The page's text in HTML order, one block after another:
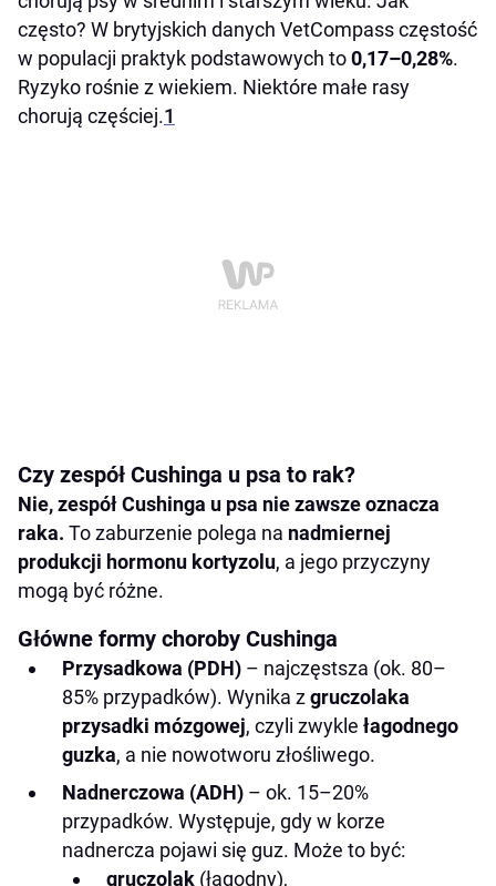
Rasy predysponowane
Czy chorobą cushinga u psa jest wyleczalna?
Rokowanie w chorobie Cushinga – czego
często? W brytyjskich danych VetCompass częstość
w populacji praktyk podstawowych to0,17–0,28%.
Ryzyko rośnie z wiekiem. Niektóre małe rasy
chorują częściej.1
Czy zespół Cushinga u psa to rak?
Nie, zespół Cushinga u psa nie zawsze oznacza
raka. To zaburzenie polega na nadmiernej
produkcji hormonu kortyzolu, a jego przyczyny
mogą być różne.
Główne formy choroby Cushinga
Przysadkowa (PDH) – najczęstsza (ok. 80–
85% przypadków). Wynika zgruczolaka
przysadki mózgowej, czyli zwykle łagodnego
guzka, a nie nowotworu złośliwego.
Nadnerczowa (ADH) – ok. 15–20%
przypadków. Występuje, gdy w korze
nadnercza pojawi się guz. Może to być:
gruczolak (łagodny),